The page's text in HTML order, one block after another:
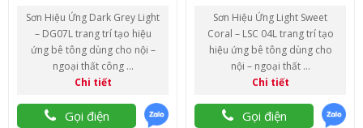
Sơn Hiệu Ứng Dark Grey Light
– DG07L trang trí tạo hiệu
ứng bê tông dùng cho nội –
ngoại thất công ...
Chi tiết
Gọi điện
Sơn Hiệu Ứng Light Sweet
Coral – LSC 04L trang trí tạo
hiệu ứng bê tông dùng cho
nội – ngoại thất ...
Chi tiết
Gọi điện